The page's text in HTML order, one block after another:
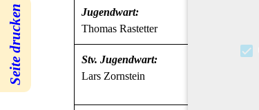
Seite drucken
Jugendwart:
Thomas Rastetter
Stv. Jugendwart:
Lars Zornstein